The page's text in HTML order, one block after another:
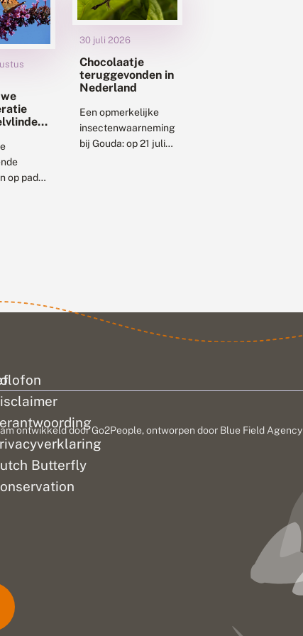
op pad
tijd...
30 juli 2026
Chocolaatje
teruggevonden in
Nederland
Een opmerkelijke
insectenwaarneming
bij Gouda: op 21 juli
Butterfly
ontwikkeld doorGo2People, ontworpen door Blue Field Agency